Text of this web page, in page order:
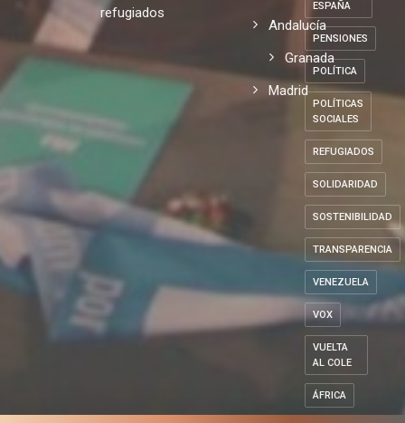
refugiados
Andalucía
Granada
Madrid
ESPAÑA
PENSIONES
POLÍTICA
POLÍTICAS
SOCIALES
REFUGIADOS
SOLIDARIDAD
SOSTENIBILIDAD
TRANSPARENCIA
VENEZUELA
VOX
VUELTA
AL COLE
ÁFRICA